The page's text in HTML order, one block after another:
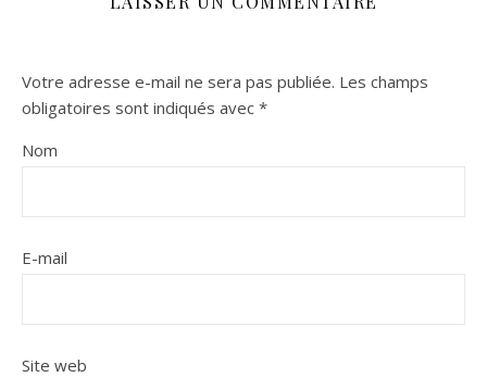
Votre adresse e-mail ne sera pas publiée. Les champs
obligatoires sont indiqués avec *
Nom
E-mail
Site web